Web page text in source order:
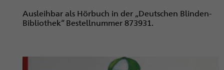
Ausleihbar als Hörbuch in der „Deutschen Blinden-
Bibliothek“ Bestellnummer 873931.